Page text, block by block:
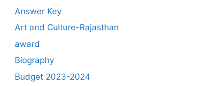
Answer Key
Art and Culture-Rajasthan
award
Biography
Budget 2023-2024